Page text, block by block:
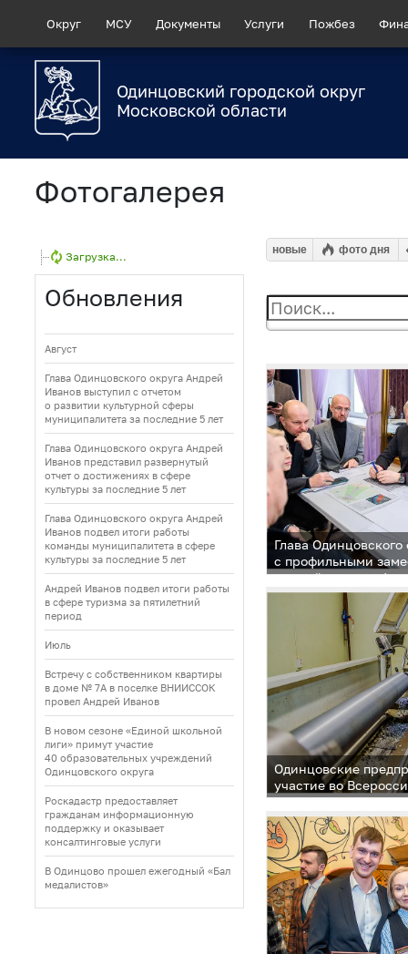
Округ МСУ Документы Услуги Пожбез
Одинцовский городской округ
Московской области
Фотогалерея
Загрузка...
Обновления
Август
Глава Одинцовского округа Андрей
Иванов выступил с отчетом
о развитии культурной сферы
муниципалитета за последние 5 лет
Глава Одинцовского округа Андрей
Иванов представил развернутый
отчет о достижениях в сфере
культуры за последние 5 лет
Глава Одинцовского округа Андрей
Иванов подвел итоги работы
команды муниципалитета в сфере
культуры за последние 5 лет
Андрей Иванов подвел итоги работы
в сфере туризма за пятилетний
период
Июль
Встречу с собственником квартиры
в доме № 7А в поселке ВНИИССОК
провел Андрей Иванов
В новом сезоне «Единой школьной
лиги» примут участие
40 образовательных учреждений
Одинцовского округа
Роскадастр предоставляет
гражданам информационную
поддержку и оказывает
консалтинговые услуги
В Одинцово прошел ежегодный «Бал
медалистов»
новые фото дня
Глава
с профильными
личный прием в
администрации» в
Одинцовские
участие во
работодателей